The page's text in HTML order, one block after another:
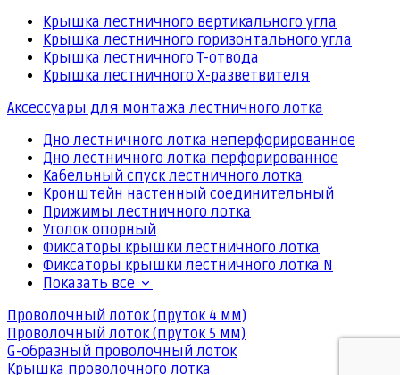
Крышка лестничного вертикального угла
Крышка лестничного горизонтального угла
Крышка лестничного Т-отвода
Крышка лестничного Х-разветвителя
Аксессуары для монтажа лестничного лотка
Дно лестничного лотка неперфорированное
Дно лестничного лотка перфорированное
Кабельный спуск лестничного лотка
Кронштейн настенный соединительный
Прижимы лестничного лотка
Уголок опорный
Фиксаторы крышки лестничного лотка
Фиксаторы крышки лестничного лотка N
Показать все
Проволочный лоток (пруток 4 мм)
Проволочный лоток (пруток 5 мм)
G-образный проволочный лоток
Крышка проволочного лотка